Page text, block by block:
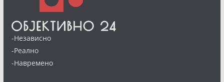
-Независно
-Реално
-Навремено